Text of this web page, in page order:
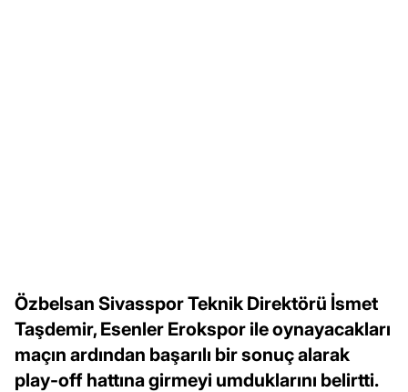
Özbelsan Sivasspor Teknik Direktörü İsmet
Taşdemir, Esenler Erokspor ile oynayacakları
maçın ardından başarılı bir sonuç alarak
play-off hattına girmeyi umduklarını belirtti.